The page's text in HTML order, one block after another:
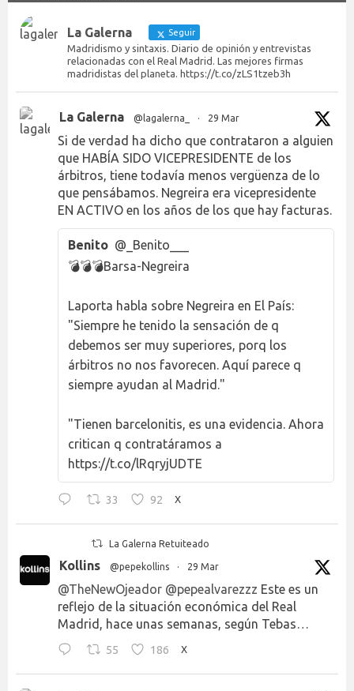
La Galerna Seguir
Madridismo y sintaxis. Diario de opinión y entrevistas
relacionadas con el Real Madrid. Las mejores firmas
madridistas del planeta. https://t.co/zLS1tzeb3h
La Galerna @lagalerna_ · 29 Mar
Si de verdad ha dicho que contrataron a alguien
que HABÍA SIDO VICEPRESIDENTE de los
árbitros, tiene todavía menos vergüenza de lo
que pensábamos. Negreira era vicepresidente
EN ACTIVO en los años de los que hay facturas.
Benito @_Benito___
💣💣💣Barsa-Negreira
Laporta habla sobre Negreira en El País:
"Siempre he tenido la sensación de q
debemos ser muy superiores, porq los
árbitros no nos favorecen. Aquí parece q
siempre ayudan al Madrid."
"Tienen barcelonitis, es una evidencia. Ahora
critican q contratáramos a
https://t.co/lRqryjUDTE
33 92 X
La Galerna Retuiteado
Kollins @pepekollins · 29 Mar
@TheNewOjeador @pepealvarezzz Este es un
reflejo de la situación económica del Real
Madrid, hace unas semanas, según Tebas…
55 186 X